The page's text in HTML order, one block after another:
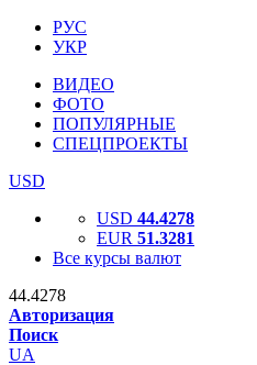
РУС
УКР
ВИДЕО
ФОТО
ПОПУЛЯРНЫЕ
СПЕЦПРОЕКТЫ
USD
USD 44.4278
EUR 51.3281
Все курсы валют
44.4278
Авторизация
Поиск
UA